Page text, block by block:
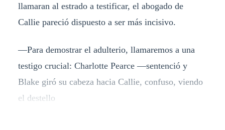
llamaran al estrado a testificar, el abogado de
Callie pareció dispuesto a ser más incisivo.
—Para demostrar el adulterio, llamaremos a una
testigo crucial: Charlotte Pearce —sentenció y
Blake giró su cabeza hacia Callie, confuso, viendo
el destello